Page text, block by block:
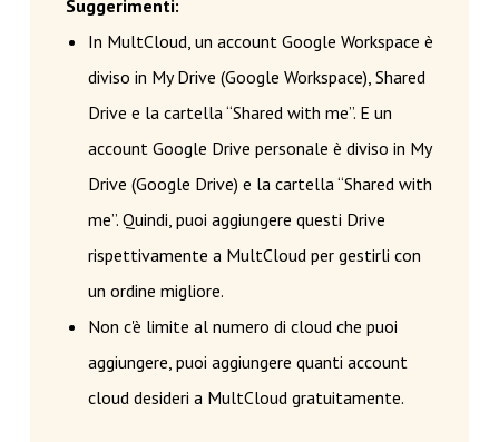
Suggerimenti:
In MultCloud, un account Google Workspace è
diviso in My Drive (Google Workspace), Shared
Drive e la cartella “Shared with me”. E un
account Google Drive personale è diviso in My
Drive (Google Drive) e la cartella “Shared with
me”. Quindi, puoi aggiungere questi Drive
rispettivamente a MultCloud per gestirli con
un ordine migliore.
Non c'è limite al numero di cloud che puoi
aggiungere, puoi aggiungere quanti account
cloud desideri a MultCloud gratuitamente.